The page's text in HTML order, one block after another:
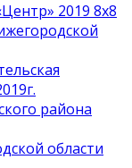
2019 8х8
района
области